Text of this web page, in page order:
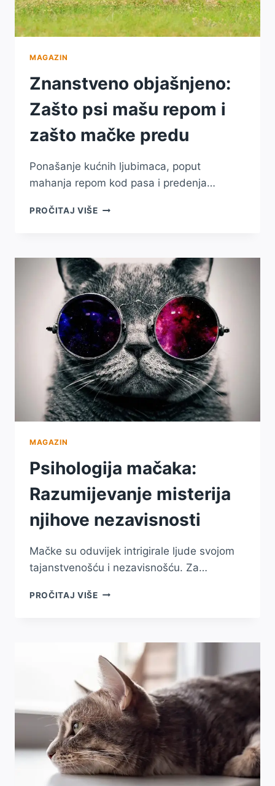
MAGAZIN
Znanstveno objašnjeno:
Zašto psi mašu repom i
zašto mačke predu
Ponašanje kućnih ljubimaca, poput
mahanja repom kod pasa i predenja…
PROČITAJ VIŠE ZNANSTVENO
MAŠU
REPOM
I
ZAŠTO
MAČKE
PREDU
MAGAZIN
Psihologija mačaka:
Razumijevanje misterija
njihove nezavisnosti
Mačke su oduvijek intrigirale ljude svojom
tajanstvenošću i nezavisnošću. Za…
PROČITAJ VIŠE PSIHOLOGIJA
NJIHOVE
NEZAVISNOSTI